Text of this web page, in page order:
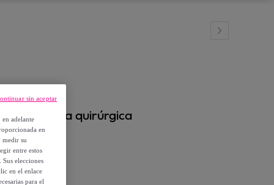
de silicona quirúrgica
adelante
en
medir su
entre estos
elecciones
en el enlace
para el
sin aceptar